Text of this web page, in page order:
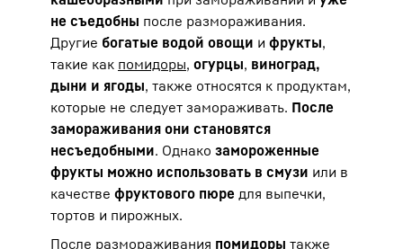
не съедобны после размораживания.
Другие богатые водой овощи и фрукты,
такие как помидоры, огурцы, виноград,
дыни и ягоды, также относятся к продуктам,
которые не следует замораживать. После
замораживания они становятся
несъедобными. Однако замороженные
фрукты можно использовать в смузи или в
качестве фруктового пюре для выпечки,
тортов и пирожных.
После размораживания помидоры также